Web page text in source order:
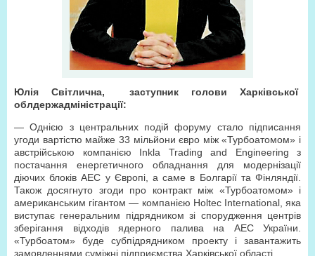
Юлія Світлична, заступник голови Харківської
облдержадміністрації:
— Однією з центральних подій форуму стало підписання
угоди вартістю майже 33 мільйони євро між «Турбоатомом» і
австрійською компанією Inkla Trading and Engineering з
постачання енергетичного обладнання для модернізації
діючих блоків АЕС у Європі, а саме в Болгарії та Фінляндії.
Також досягнуто згоди про контракт між «Турбоатомом» і
американським гігантом — компанією Holtec International, яка
виступає генеральним підрядником зі спорудження центрів
зберігання відходів ядерного палива на АЕС України.
«Турбоатом» буде субпідрядником проекту і завантажить
замовленнями суміжні підприємства Харківської області.